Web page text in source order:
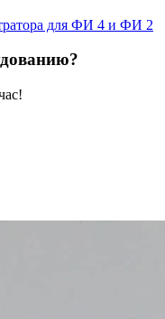
для ФИ 4 и ФИ 2